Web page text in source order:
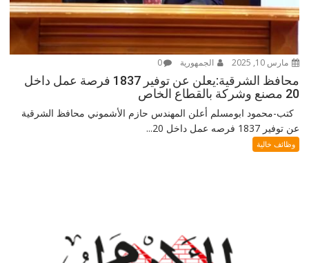
مارس 10, 2025 الجمهورية 0
محافظ الشرقية:يعلن عن توفير 1837 فرصة عمل داخل
20 مصنع وشركة بالقطاع الخاص
كتب-محمود ابومسلم أعلن المهندس حازم الأشموني محافظ الشرقية
عن توفير 1837 فرصه عمل داخل 20...
وظائف خالية